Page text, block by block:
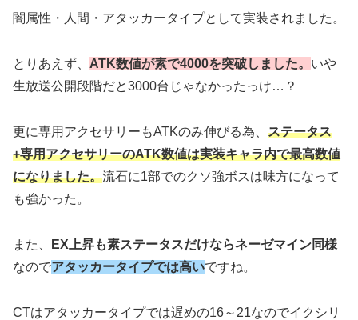
闇属性・人間・アタッカータイプとして実装されました。
とりあえず、 ATK数値が素で4000を突破しました。 いや
生放送公開段階だと3000台じゃなかったっけ…？
更に専用アクセサリーもATKのみ伸びる為、 ステータス
+専用アクセサリーのATK数値は実装キャラ内で最高数値
になりました。流石に1部でのクソ強ボスは味方になって
も強かった。
また、
EX上昇も素ステータスだけならネーゼマイン同様
なのでアタッカータイプでは高いですね。
CTはアタッカータイプでは遅めの16～21なのでイクシリ